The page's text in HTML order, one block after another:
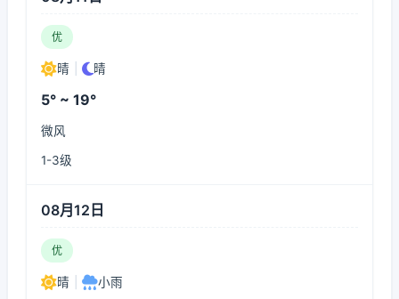
优
晴 晴
5° ~ 19°
微风
1-3级
08月12日
优
晴 小雨